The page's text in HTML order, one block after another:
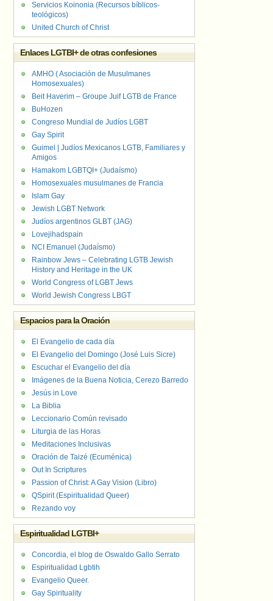
Servicios Koinonia (Recursos bíblicos-
teológicos)
United Church of Christ
Enlaces LGTBI+ de otras confesiones
AMHO ( Asociación de Musulmanes
Homosexuales)
Beit Haverim – Groupe Juif LGTB de France
BuHozen
Congreso Mundial de Judíos LGBT
Gay Spirit
Guimel | Judíos Mexicanos LGTB, Familiares y
Amigos
Hamakom LGBTQI+ (Judaísmo)
Homosexuales musulmanes de Francia
Islam Gay
Jewish LGBT Network
Judíos argentinos GLBT (JAG)
Lovejihadspain
NCI Emanuel (Judaísmo)
Rainbow Jews – Celebrating LGTB Jewish
History and Heritage in the UK
World Congress of LGBT Jews
World Jewish Congress LBGT
Espacios para la Oración
El Evangelio de cada día
El Evangelio del Domingo (José Luis Sicre)
Escuchar el Evangelio del día
Imágenes de la Buena Noticia, Cerezo Barredo
Jesús in Love
La Biblia
Leccionario Común revisado
Liturgia de las Horas
Meditaciones Inclusivas
Oración de Taizé (Ecuménica)
Out In Scriptures
Passion of Christ: A Gay Vision (Libro)
QSpirit (Espiritualidad Queer)
Rezando voy
Espiritualidad LGTBI+
Concordia, el blog de Oswaldo Gallo Serrato
Espiritualidad Lgbtih
Evangelio Queer.
Gay Spirituality